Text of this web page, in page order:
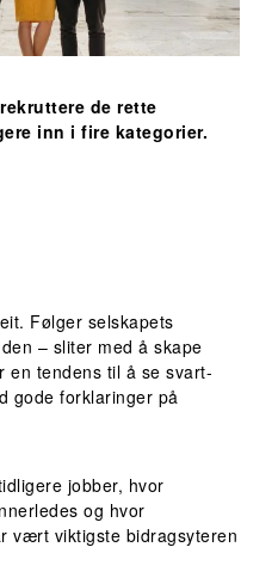
de rette
inn i fire kategorier.
Følger selskapets
– sliter med å skape
en tendens til å se svart-
gode forklaringer på
jobber, hvor
og hvor
vært viktigste bidragsyteren